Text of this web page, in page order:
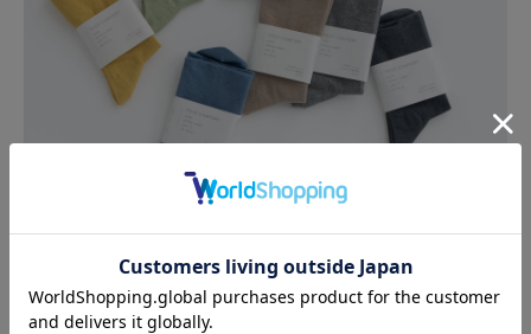
\ ギフトにもおすすめ /
ゴムが入っていないさらりとした綿の靴下 S